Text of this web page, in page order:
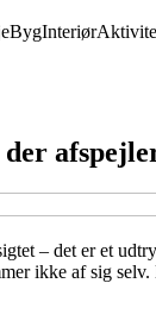
BygInteriør
– det er et
ikke af sig